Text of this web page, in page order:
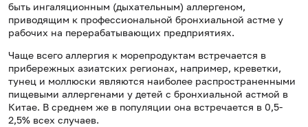
быть ингаляционным (дыхательным) аллергеном,
приводящим к профессиональной бронхиальной астме у
рабочих на перерабатывающих предприятиях.
Чаще всего аллергия к морепродуктам встречается в
прибережных азиатских регионах, например, креветки,
тунец и моллюски являются наиболее распространенными
пищевыми аллергенами у детей с бронхиальной астмой в
Китае. В среднем же в популяции она встречается в 0,5-
2,5% всех случаев.